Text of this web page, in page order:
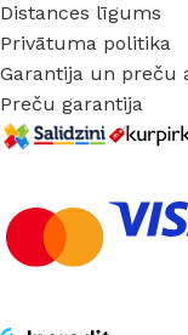
Distances līgums
Privātuma politika
Garantija un preču
Preču garantija